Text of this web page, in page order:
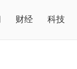
财经 科技